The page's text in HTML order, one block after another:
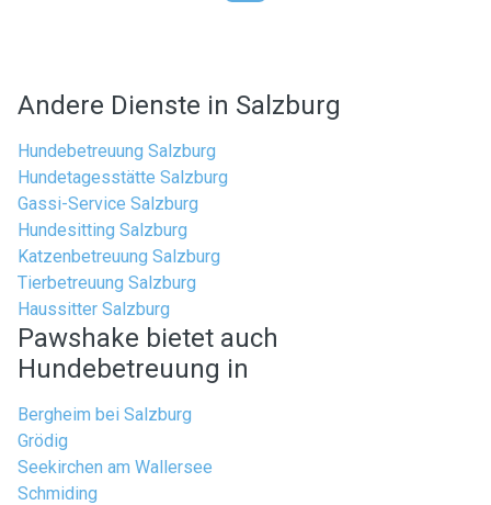
Andere Dienste in Salzburg
Hundebetreuung Salzburg
Hundetagesstätte Salzburg
Gassi-Service Salzburg
Hundesitting Salzburg
Katzenbetreuung Salzburg
Tierbetreuung Salzburg
Haussitter Salzburg
Pawshake bietet auch
Hundebetreuung in
Bergheim bei Salzburg
Grödig
Seekirchen am Wallersee
Schmiding